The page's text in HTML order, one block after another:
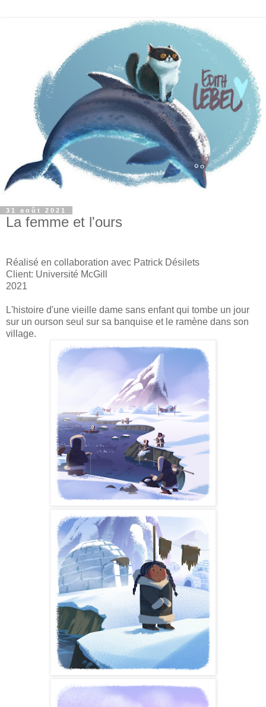
31 août 2021
La femme et l'ours
Réalisé en collaboration avec Patrick Désilets
Client: Université McGill
2021
L'histoire d'une vieille dame sans enfant qui tombe un jour
sur un ourson seul sur sa banquise et le ramène dans son
village.